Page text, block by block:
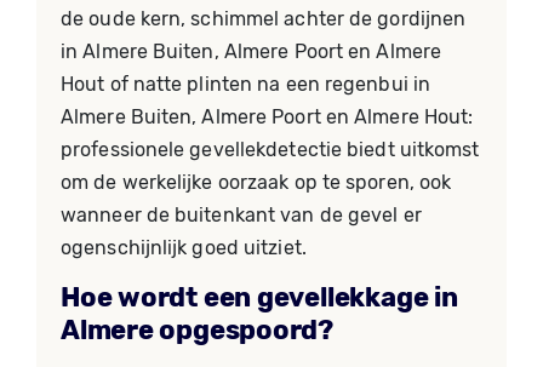
de oude kern, schimmel achter de gordijnen
in Almere Buiten, Almere Poort en Almere
Hout of natte plinten na een regenbui in
Almere Buiten, Almere Poort en Almere Hout:
professionele gevellekdetectie biedt uitkomst
om de werkelijke oorzaak op te sporen, ook
wanneer de buitenkant van de gevel er
ogenschijnlijk goed uitziet.
Hoe wordt een gevellekkage in
Almere opgespoord?